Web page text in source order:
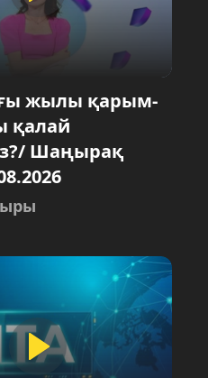
жылы қарым-
қалай
Шаңырақ